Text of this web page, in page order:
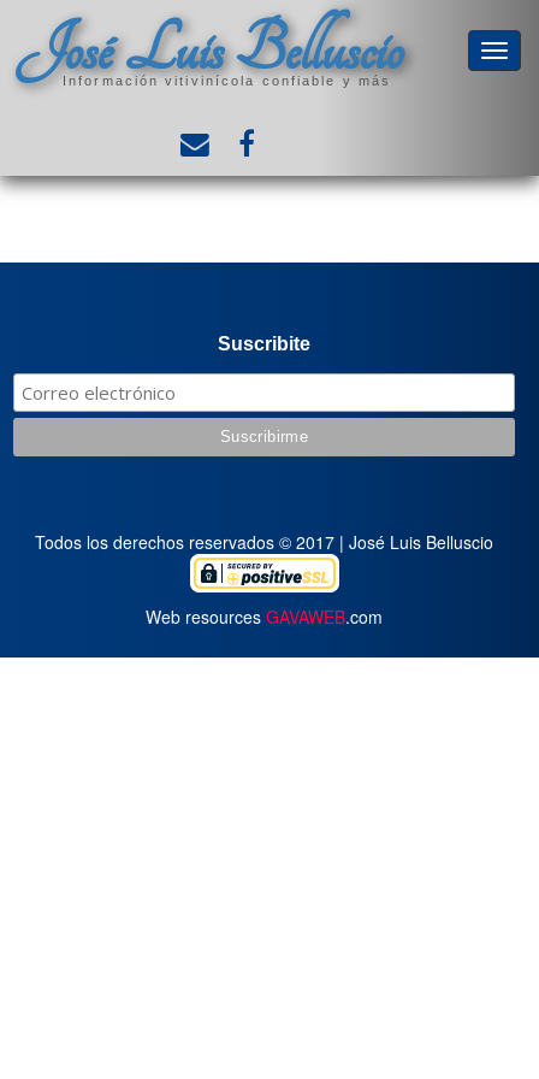
José Luis Belluscio
Información vitivinícola confiable y más
Suscribite
Todos los derechos reservados © 2017 | José Luis Belluscio
Web resources GAVAWEB.com